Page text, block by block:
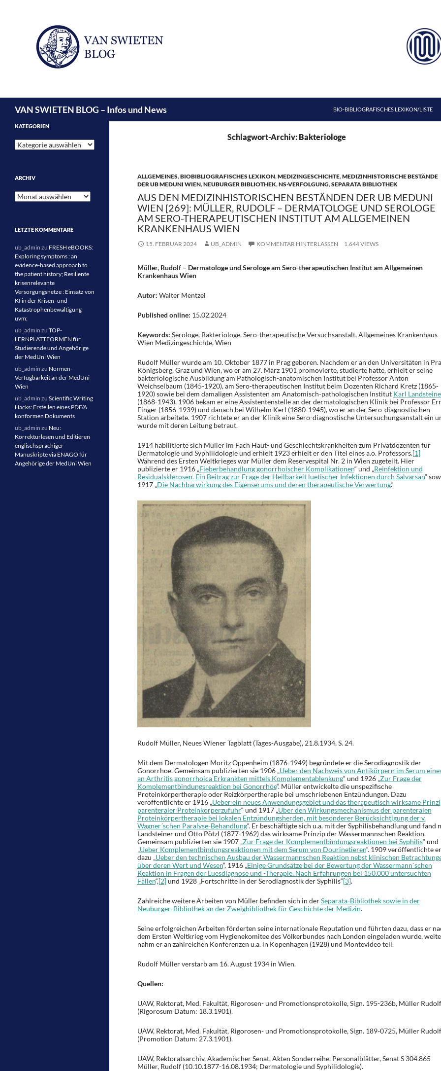
VAN SWIETEN BLOG – Infos und News
BIO-BIBLIOGRAFISCHES LEXIKON/LISTE
Schlagwort-Archiv: Bakteriologe
ALLGEMEINES,BIOBIBLIOGRAFISCHES LEXIKON,MEDIZINGESCHICHTE,MEDIZINHISTORISCHE BESTÄNDE
DER UB MEDUNI WIEN,NEUBURGER BIBLIOTHEK,NS-VERFOLGUNG,SEPARATA BIBLIOTHEK
AUS DEN MEDIZINHISTORISCHEN BESTÄNDEN DER UB MEDUNI
WIEN [269]: MÜLLER, RUDOLF – DERMATOLOGE UND SEROLOGE
AM SERO-THERAPEUTISCHEN INSTITUT AM ALLGEMEINEN
KRANKENHAUS WIEN
15. FEBRUAR 2024 UB_ADMIN KOMMENTAR HINTERLASSEN 1.644 VIEWS
Müller, Rudolf – Dermatologe und Serologe am Sero-therapeutischen Institut am Allgemeinen
Krankenhaus Wien
Autor: Walter Mentzel
Published online: 15.02.2024
Keywords: Serologe, Bakteriologe, Sero-therapeutische Versuchsanstalt, Allgemeines Krankenhaus
Wien Medizingeschichte, Wien
Rudolf Müller wurde am 10. Oktober 1877 in Prag geboren. Nachdem er an den Universitäten in
Königsberg, Graz und Wien, wo er am 27. März 1901 promovierte, studierte hatte, erhielt er seine
bakteriologische Ausbildung am Pathologisch-anatomischen Institut bei Professor Anton
Weichselbaum (1845-1920), am Sero-therapeutischen Institut beim Dozenten Richard Kretz (1865-
1920) sowie bei dem damaligen Assistenten am Anatomisch-pathologischen Institut Karl
(1868-1943). 1906 bekam er eine Assistentenstelle an der dermatologischen Klinik bei Professor
Finger (1856-1939) und danach bei Wilhelm Kerl (1880-1945), wo er an der Sero-diagnostischen
Station arbeitete. 1907 richtete er an der Klinik eine Sero-diagnostische Untersuchungsanstalt ein
wurde mit deren Leitung betraut.
1914 habilitierte sich Müller im Fach Haut- und Geschlechtskrankheiten zum Privatdozenten für
Dermatologie und Syphilidologie und erhielt 1923 erhielt er den Titel eines a.o. Professors.[1]
Während des Ersten Weltkrieges war Müller dem Reservespital Nr. 2 in Wien zugeteilt. Hier
publizierte er 1916 „Fieberbehandlung gonorrhoischer Komplikationen“ und „Reinfektion und
Residualsklerosen. Ein Beitrag zur Frage der Heilbarkeit luetischer Infektionen durch Salvarsan“
1917 „Die Nachbarwirkung des Eigenserums und deren therapeutische Verwertung.“
Rudolf Müller, Neues Wiener Tagblatt (Tages-Ausgabe), 21.8.1934, S. 24.
Mit dem Dermatologen Moritz Oppenheim (1876-1949) begründete er die Serodiagnostik der
Gonorrhoe. Gemeinsam publizierten sie 1906 „Ueber den Nachweis von Antikörpern im Serum
an Arthritis gonorrhoica Erkrankten mittels Komplementablenkung“ und 1926 „Zur Frage der
Komplementbindungsreaktion bei Gonorrhöe“. Müller entwickelte die unspezifische
Proteinkörpertherapie oder Reizkörpertherapie bei umschriebenen Entzündungen. Dazu
veröffentlichte er 1916 „Ueber ein neues Anwendungsgebiet und das therapeutisch wirksame
parenteraler Proteinkörperzufuhr“ und 1917 „Über den Wirkungsmechanismus der parenteralen
Proteinkörpertherapie bei lokalen Entzündungsherden, mit besonderer Berücksichtigung der v.
Wagner´schen Paralyse-Behandlung“. Er beschäftigte sich u.a. mit der Syphilisbehandlung und fand
Landsteiner und Otto Pötzl (1877-1962) das wirksame Prinzip der Wassermannschen Reaktion.
Gemeinsam publizierten sie 1907 „Zur Frage der Komplementbindungsreaktionen bei Syphilis“ und
„Ueber Komplementbindungsreaktionen mit dem Serum von Dourinetieren“. 1909 veröffentlichte er
dazu „Ueber den technischen Ausbau der Wassermannschen Reaktion nebst klinischen
über deren Wert und Wesen“, 1916 „Einige Grundsätze bei der Bewertung der Wassermann`schen
Reaktion in Fragen der Luesdiagnose und -Therapie. Nach Erfahrungen bei 150.000 untersuchten
Fällen“,[2]und 1928 „Fortschritte in der Serodiagnostik der Syphilis“[3].
Zahlreiche weitere Arbeiten von Müller befinden sich in derSeparata-Bibliothek sowie in der
Neuburger-Bibliothek an der Zweigbibliothek für Geschichte der Medizin.
Seine erfolgreichen Arbeiten förderten seine internationale Reputation und führten dazu, dass er
dem Ersten Weltkrieg vom Hygienekomitee des Völkerbundes nach London eingeladen wurde,
nahm er an zahlreichen Konferenzen u.a. in Kopenhagen (1928) und Montevideo teil.
Rudolf Müller verstarb am 16. August 1934 in Wien.
Quellen:
UAW, Rektorat, Med. Fakultät, Rigorosen- und Promotionsprotokolle, Sign. 195-236b, Müller Rudolf
(Rigorosum Datum: 18.3.1901).
UAW, Rektorat, Med. Fakultät, Rigorosen- und Promotionsprotokolle, Sign. 189-0725, Müller Rudolf
(Promotion Datum: 27.3.1901).
UAW, Rektoratsarchiv, Akademischer Senat, Akten Sonderreihe, Personalblätter, Senat S 304.865
Müller, Rudolf (10.10.1877-16.08.1934; Dermatologie und Syphilidologie).
KATEGORIEN
Kategorien
ARCHIV
Archiv
LETZTE KOMMENTARE
ub_admin zu FRESH eBOOKS:
Exploring symptoms : an
evidence-based approach to
the patient history; Resiliente
krisenrelevante
Versorgungsnetze : Einsatz von
KI in der Krisen- und
Katastrophenbewältigung
uvm;
ub_admin zu TOP-
LERNPLATTFORMEN für
Studierende und Angehörige
der MedUni Wien
ub_admin zu Normen-
Verfügbarkeit an der MedUni
Wien
ub_admin zu Scientific Writing
Hacks: Erstellen eines PDF/A
konformen Dokuments
ub_admin zu Neu:
Korrekturlesen und Editieren
englischsprachiger
Manuskripte via ENAGO für
Angehörige der MedUni Wien